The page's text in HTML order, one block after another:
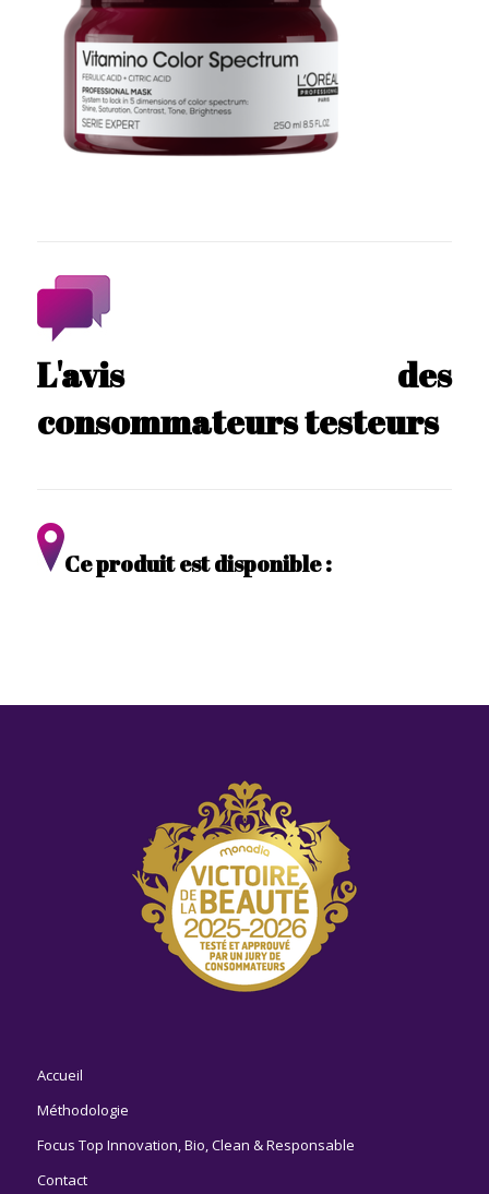
L'avis des
consommateurs testeurs
Ce produit est disponible :
Accueil
Méthodologie
Focus Top Innovation, Bio, Clean & Responsable
Contact